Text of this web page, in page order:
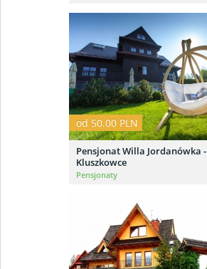
od 50.00 PLN
Pensjonat Willa Jordanówka -
Kluszkowce
Pensjonaty